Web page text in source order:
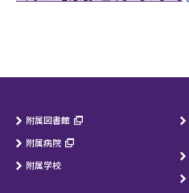
附属図書館
附属病院
附属学校